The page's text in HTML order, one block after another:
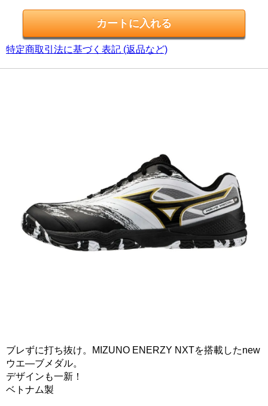
特定商取引法に基づく表記 (返品など)
ブレずに打ち抜け。MIZUNO ENERZY NXTを搭載したnew
ウエ―ブメダル。
デザインも一新！
ベトナム製